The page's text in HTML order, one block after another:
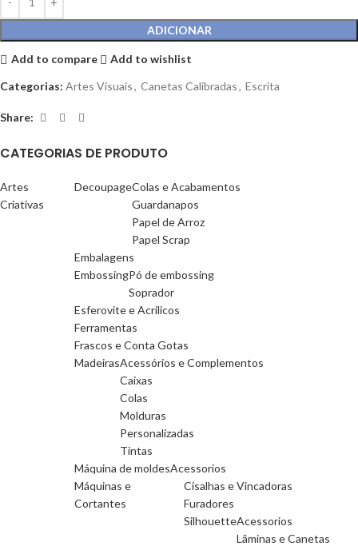
ADICIONAR
Add to compare
Add to wishlist
Categorias: Artes Visuais, Canetas Calibradas, Escrita
Share:
CATEGORIAS DE PRODUTO
Artes
Criativas
DecoupageColas e Acabamentos
Guardanapos
Papel de Arroz
Papel Scrap
Embalagens
EmbossingPó de embossing
Soprador
Esferovite e Acrilicos
Ferramentas
Frascos e Conta Gotas
MadeirasAcessórios e Complementos
Caixas
Colas
Molduras
Personalizadas
Tintas
Máquina de moldesAcessorios
Máquinas e
Cortantes
Cisalhas e Vincadoras
Furadores
SilhouetteAcessorios
Lâminas e Canetas